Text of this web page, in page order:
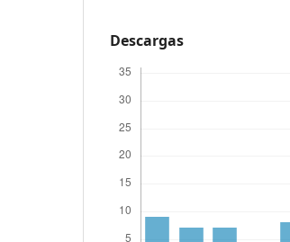
Descargas